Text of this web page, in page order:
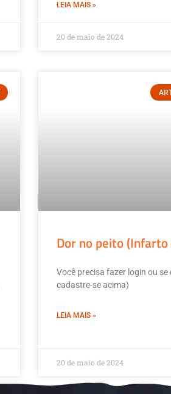
LEIA MAIS »
20 de maio de 2024
Dor no peito
Você precisa fazer login ou
cadastre-se acima)
LEIA MAIS »
20 de maio de 2024